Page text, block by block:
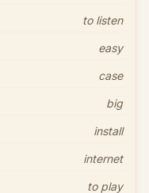
to listen
easy
case
big
install
internet
to play